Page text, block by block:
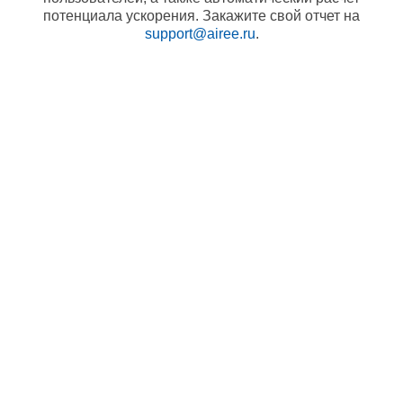
потенциала ускорения. Закажите свой отчет на
support@airee.ru.